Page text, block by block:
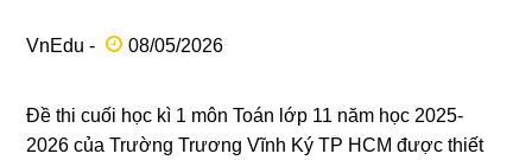
VnEdu - 08/05/2026
Đề thi cuối học kì 1 môn Toán lớp 11 năm học 2025-
2026 của Trường Trương Vĩnh Ký TP HCM được thiết